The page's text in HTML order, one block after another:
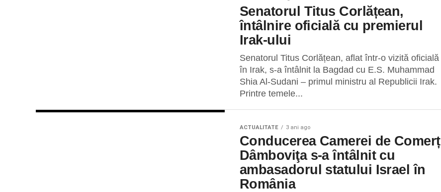
Senatorul Titus Corlățean,
întâlnire oficială cu premierul
Irak-ului
Senatorul Titus Corlățean, aflat într-o vizită oficială
în Irak, s-a întâlnit la Bagdad cu E.S. Muhammad
Shia Al-Sudani – primul ministru al Republicii Irak.
Printre temele...
ACTUALITATE 3 ani ago
Conducerea Camerei de Comerț
Dâmboviţa s-a întâlnit cu
ambasadorul statului Israel în
România